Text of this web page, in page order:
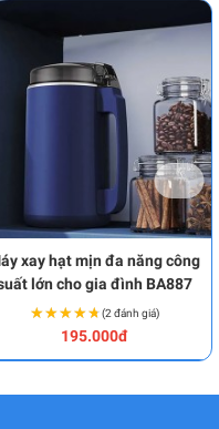
xay hạt mịn đa năng công
lớn cho gia đình BA887
★★★★★
★★★★★(2 đánh giá)
195.000đ